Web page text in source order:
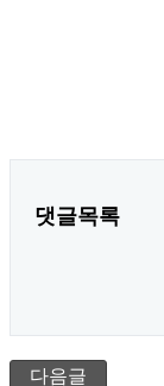
댓글목록
다음글